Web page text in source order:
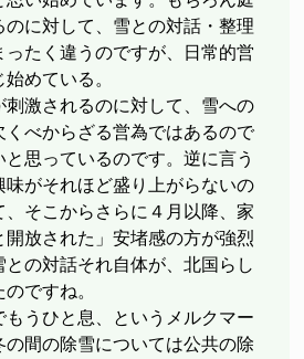
に対して、雪との対話・整理
たく違うのですが、日常的営
めている。
激されるのに対して、雪への
べからざる営為ではあるので
思っているのです。逆に言う
がそれほど盛り上がらないの
そこからさらに４月以降、家
放された」安堵感の方が強烈
の対話それ自体が、北国らし
ですね。
うひと息、というメルクマー
間の除雪については公共の除